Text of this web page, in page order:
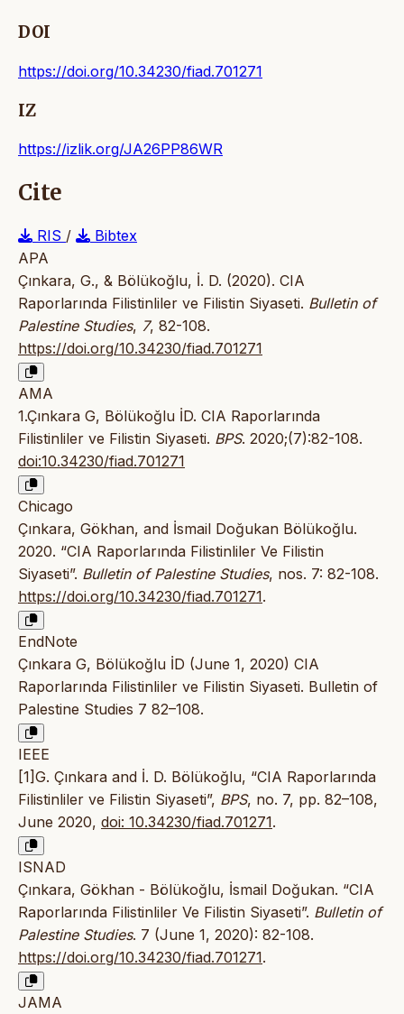
DOI
https://doi.org/10.34230/fiad.701271
IZ
https://izlik.org/JA26PP86WR
Cite
RIS /
Bibtex
APA
Çınkara, G., & Bölükoğlu, İ. D. (2020). CIA
Raporlarında Filistinliler ve Filistin Siyaseti. Bulletin of
Palestine Studies, 7, 82-108.
https://doi.org/10.34230/fiad.701271
AMA
1.Çınkara G, Bölükoğlu İD. CIA Raporlarında
Filistinliler ve Filistin Siyaseti. BPS. 2020;(7):82-108.
doi:10.34230/fiad.701271
Chicago
Çınkara, Gökhan, and İsmail Doğukan Bölükoğlu.
2020. “CIA Raporlarında Filistinliler Ve Filistin
Siyaseti”. Bulletin of Palestine Studies, nos. 7: 82-108.
https://doi.org/10.34230/fiad.701271.
EndNote
Çınkara G, Bölükoğlu İD (June 1, 2020) CIA
Raporlarında Filistinliler ve Filistin Siyaseti. Bulletin of
Palestine Studies 7 82–108.
IEEE
[1]G. Çınkara and İ. D. Bölükoğlu, “CIA Raporlarında
Filistinliler ve Filistin Siyaseti”, BPS, no. 7, pp. 82–108,
June 2020, doi: 10.34230/fiad.701271.
ISNAD
Çınkara, Gökhan - Bölükoğlu, İsmail Doğukan. “CIA
Raporlarında Filistinliler Ve Filistin Siyaseti”. Bulletin of
Palestine Studies. 7 (June 1, 2020): 82-108.
https://doi.org/10.34230/fiad.701271.
JAMA